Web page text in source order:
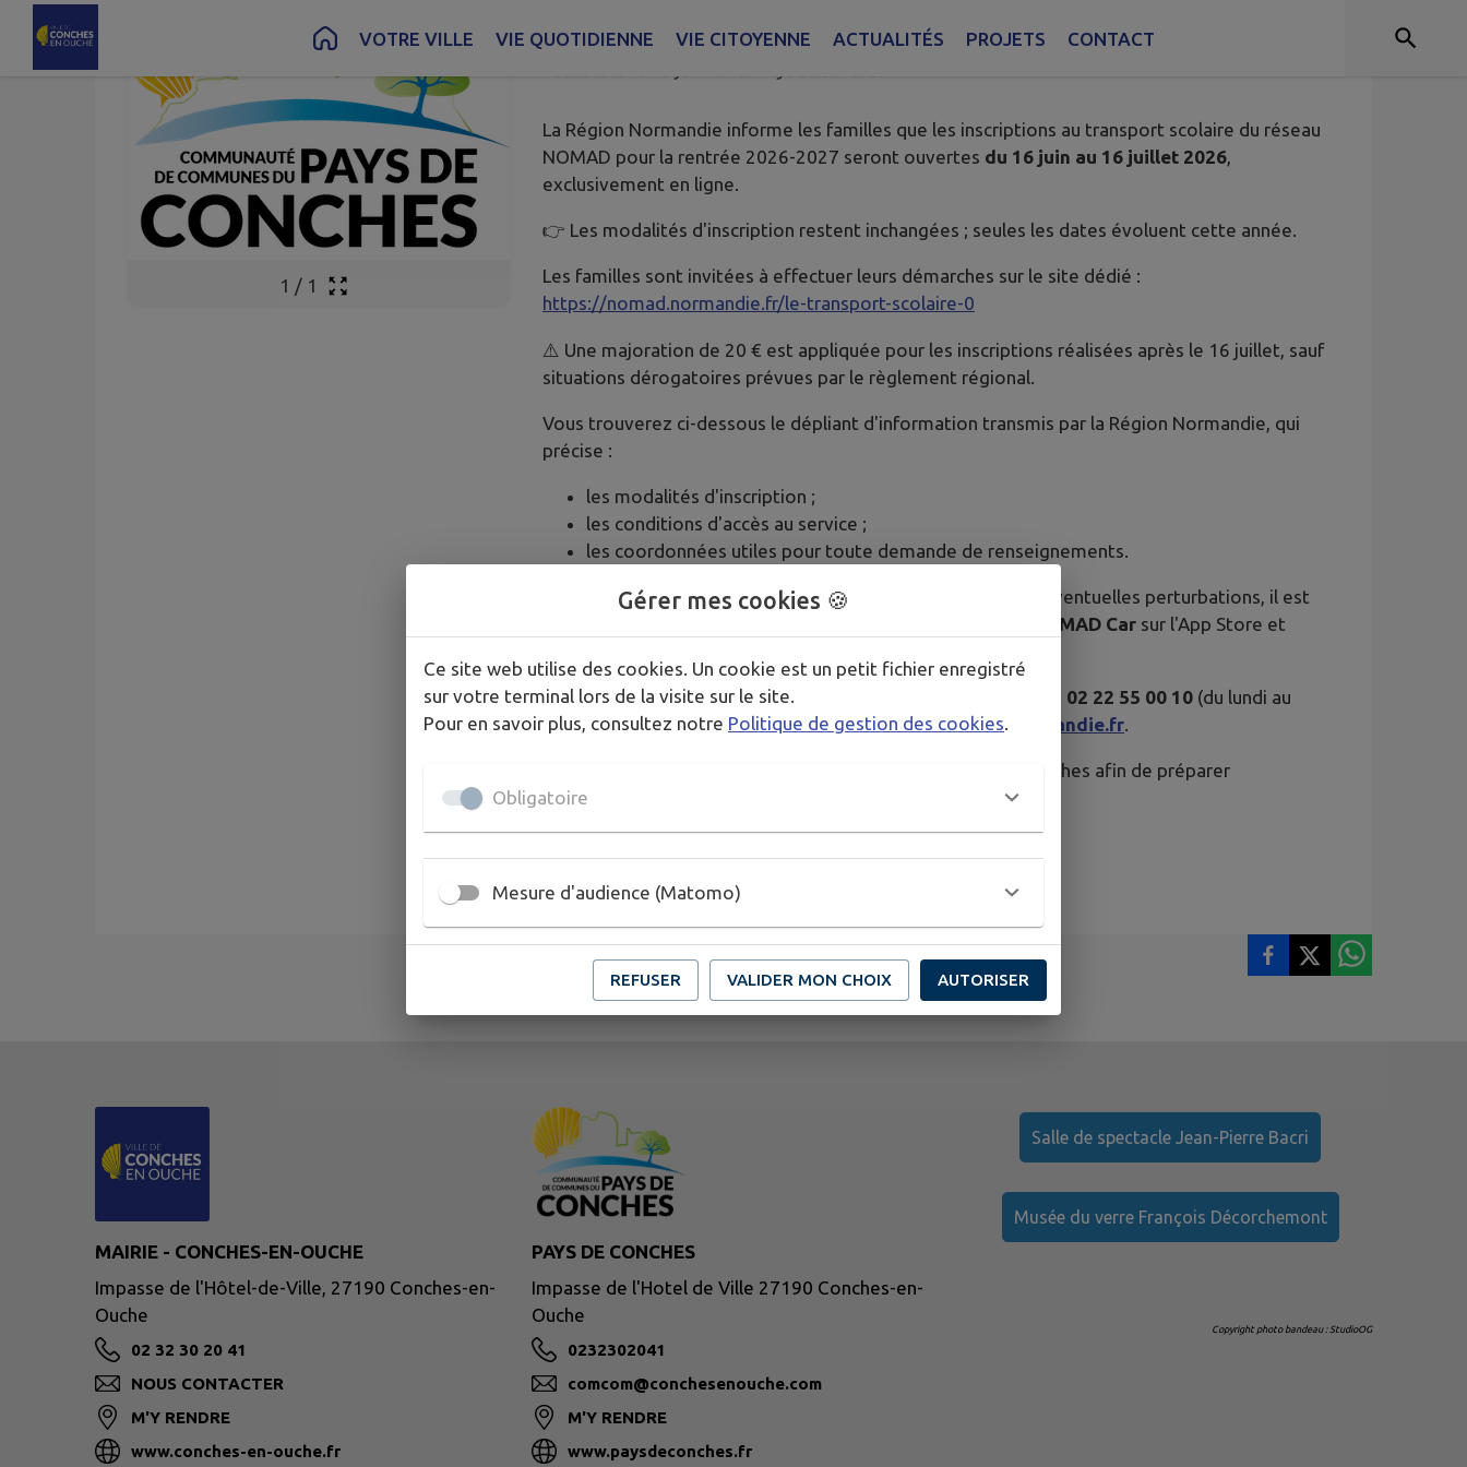
Contenu Pied de page
VOTRE VILLE VIE QUOTIDIENNE VIE CITOYENNE ACTUALITÉS PROJETS CONTACT
1 / 1
OUVERTES POUR LA RENTRÉE 2026-2027
La Région Normandie informe les familles que les inscriptions au transport scolaire du réseau
NOMAD pour la rentrée 2026-2027 seront ouvertes du 16 juin au 16 juillet 2026,
exclusivement en ligne.
👉 Les modalités d'inscription restent inchangées ; seules les dates évoluent cette année.
Les familles sont invitées à effectuer leurs démarches sur le site dédié :
https://nomad.normandie.fr/le-transport-scolaire-0
⚠️ Une majoration de 20 € est appliquée pour les inscriptions réalisées après le 16 juillet, sauf
situations dérogatoires prévues par le règlement régional.
Vous trouverez ci-dessous le dépliant d'information transmis par la Région Normandie, qui
précise :
les modalités d'inscription ;
les conditions d'accès au service ;
les coordonnées utiles pour toute demande de renseignements.
Par ailleurs, pour être informé des actualités du réseau et d'éventuelles perturbations, il est
NOMAD Car sur l'App Store et
Pour toute question, le service NOMAD peut être contacté au 02 22 55 00 10 (du lundi au
vendredi de 7h30 à 19h) ou par courriel ànomad-car@normandie.fr.
Nous invitons les familles concernées à anticiper leurs démarches afin de préparer
sereinement la prochaine rentrée scolaire.
MAIRIE - CONCHES-EN-OUCHE
Impasse de l'Hôtel-de-Ville, 27190 Conches-en-
Ouche
02 32 30 20 41
NOUS CONTACTER
M'Y RENDRE
www.conches-en-ouche.fr
PAYS DE CONCHES
Impasse de l'Hotel de Ville 27190 Conches-en-
Ouche
0232302041
comcom@conchesenouche.com
M'Y RENDRE
www.paysdeconches.fr
Salle de spectacle Jean-Pierre Bacri
Musée du verre François Décorchemont
Copyright photo bandeau : StudioOG
Gérer mes cookies 🍪
Ce site web utilise des cookies. Un cookie est un petit fichier enregistré
sur votre terminal lors de la visite sur le site.
Pour en savoir plus, consultez notre Politique de gestion des cookies
Obligatoire
Mesure d'audience (Matomo)
REFUSER VALIDER MON CHOIX AUTORISER